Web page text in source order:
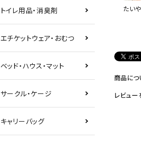
トイレ用品・消臭剤
エチケットウェア・おむつ
ベッド・ハウス・マット
サークル・ケージ
キャリーバッグ
たい
商品につ
レビュー